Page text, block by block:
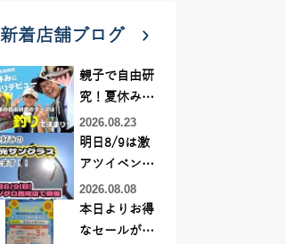
新着店舗ブログ
親子で自由研
究！夏休みに
釣りデビュー
2026.08.23
明日8/9は激
アツイベント
日！！！～オ
ーダー偏光グ
ラス受注会～
2026.08.08
本日よりお得
なセールがス